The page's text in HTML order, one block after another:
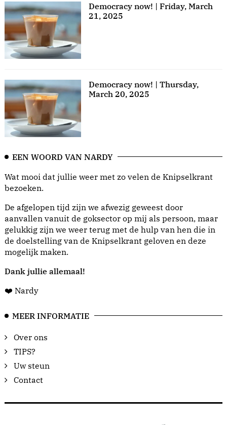
Democracy now! | Friday, March
21, 2025
Democracy now! | Thursday,
March 20, 2025
EEN WOORD VAN NARDY
Wat mooi dat jullie weer met zo velen de Knipselkrant
bezoeken.
De afgelopen tijd zijn we afwezig geweest door
aanvallen vanuit de goksector op mij als persoon, maar
gelukkig zijn we weer terug met de hulp van hen die in
de doelstelling van de Knipselkrant geloven en deze
mogelijk maken.
Dank jullie allemaal!
❤️ Nardy
MEER INFORMATIE
Over ons
TIPS?
Uw steun
Contact